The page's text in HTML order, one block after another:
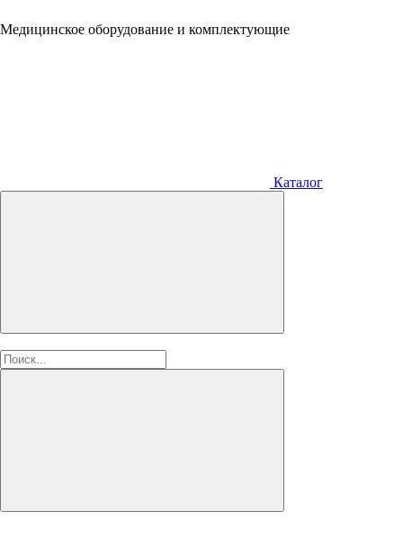
Медицинское оборудование и комплектующие
Каталог